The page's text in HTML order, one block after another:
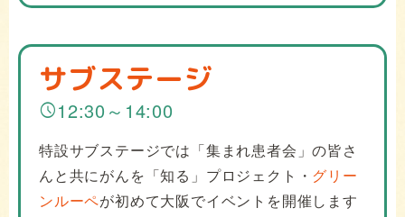
サブステージ
schedule12:30～14:00
特設サブステージでは「集まれ患者会」の皆さ
んと共にがんを「知る」プロジェクト・ グリー
ンルーペが初めて大阪でイベントを開催します